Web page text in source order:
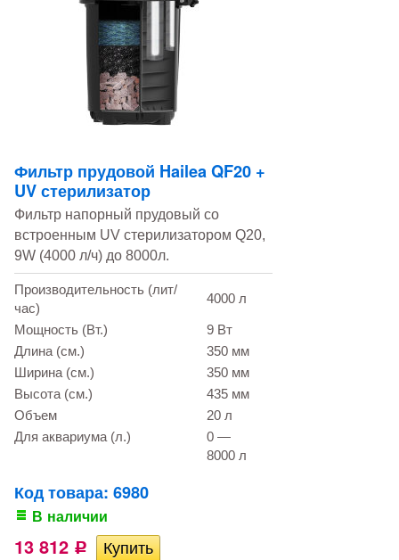
Фильтр прудовой Hailea QF20 +
UV стерилизатор
Фильтр напорный прудовый со
встроенным UV стерилизатором Q20,
9W (4000 л/ч) до 8000л.
Производительность (лит/
час)
4000 л
Мощность (Вт.)
9 Вт
Длина (см.)
350 мм
Ширина (см.)
350 мм
Высота (см.)
435 мм
Объем
20 л
Для аквариума (л.)
0 —
8000 л
Код товара: 6980
В наличии
13 812 Р